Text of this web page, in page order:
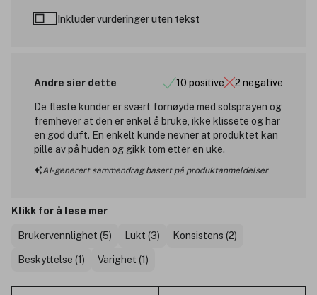
Inkluder vurderinger uten tekst
Andre sier dette 10 positive 2 negative
De fleste kunder er svært fornøyde med solsprayen og
fremhever at den er enkel å bruke, ikke klissete og har
en god duft. En enkelt kunde nevner at produktet kan
pille av på huden og gikk tom etter en uke.
AI-generert sammendrag basert på produktanmeldelser
Klikk for å lese mer
Brukervennlighet (5) Lukt (3) Konsistens (2)
Beskyttelse (1) Varighet (1)